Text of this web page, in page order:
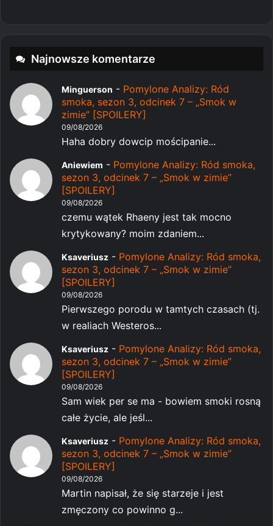
Najnowsze komentarze
Minguerson - Pomylone Analizy: Ród
smoka, sezon 3, odcinek 7 – „Smok w
zimie” [SPOILERY]
09/08/2026
Haha dobry dowcip mościpanie...
Aniewiem - Pomylone Analizy: Ród smoka,
sezon 3, odcinek 7 – „Smok w zimie”
[SPOILERY]
09/08/2026
czemu wątek Rhaeny jest tak mocno
krytykowany? moim zdaniem...
Ksaveriusz - Pomylone Analizy: Ród smoka,
sezon 3, odcinek 7 – „Smok w zimie”
[SPOILERY]
09/08/2026
Pierwszego porodu w tamtych czasach (tj.
w realiach Westeros...
Ksaveriusz - Pomylone Analizy: Ród smoka,
sezon 3, odcinek 7 – „Smok w zimie”
[SPOILERY]
09/08/2026
Sam wiek per se ma - bowiem smoki rosną
całe życie, ale jeśl...
Ksaveriusz - Pomylone Analizy: Ród smoka,
sezon 3, odcinek 7 – „Smok w zimie”
[SPOILERY]
09/08/2026
Martin napisał, że się starzeje i jest
zmęczony co powinno g...